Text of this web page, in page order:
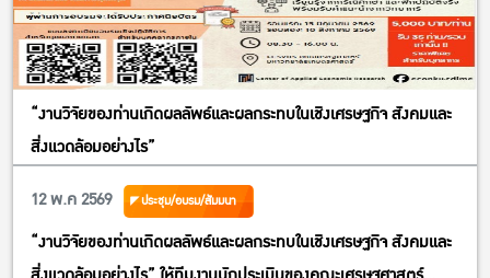
“งานวิจัยของท่านเกิดผลลัพธ์และผลกระทบในเชิงเศรษฐกิจ สังคมและ
สิ่งแวดล้อมอย่างไร”
12 พ.ค 2569
ประชุม/อบรม/สัมมนา
“งานวิจัยของท่านเกิดผลลัพธ์และผลกระทบในเชิงเศรษฐกิจ สังคมและ